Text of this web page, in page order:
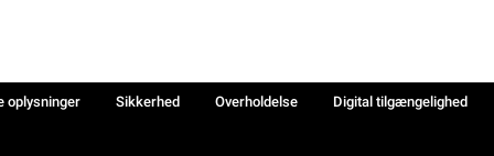
oplysninger Sikkerhed Overholdelse
Digital tilgængelighed